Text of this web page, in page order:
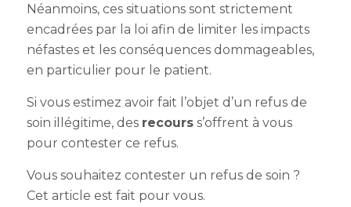
Néanmoins, ces situations sont strictement
encadrées par la loi afin de limiter les impacts
néfastes et les conséquences dommageables,
en particulier pour le patient.
Si vous estimez avoir fait l’objet d’un refus de
soin illégitime, des recourss’offrent à vous
pour contester ce refus.
Vous souhaitez contester un refus de soin ?
Cet article est fait pour vous.